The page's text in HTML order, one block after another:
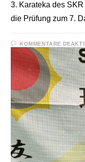
3. Karateka des
die Prüfung zum 7.
KOMMENTARE